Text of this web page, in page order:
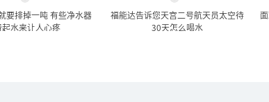
要排掉一吨 有些净水器
起水来让人心疼
福能达告诉您天宫二号航天员太空待
30天怎么喝水